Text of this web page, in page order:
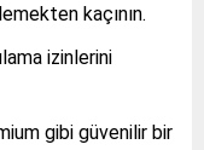
kaçının.
izinlerini
gibi güvenilir bir